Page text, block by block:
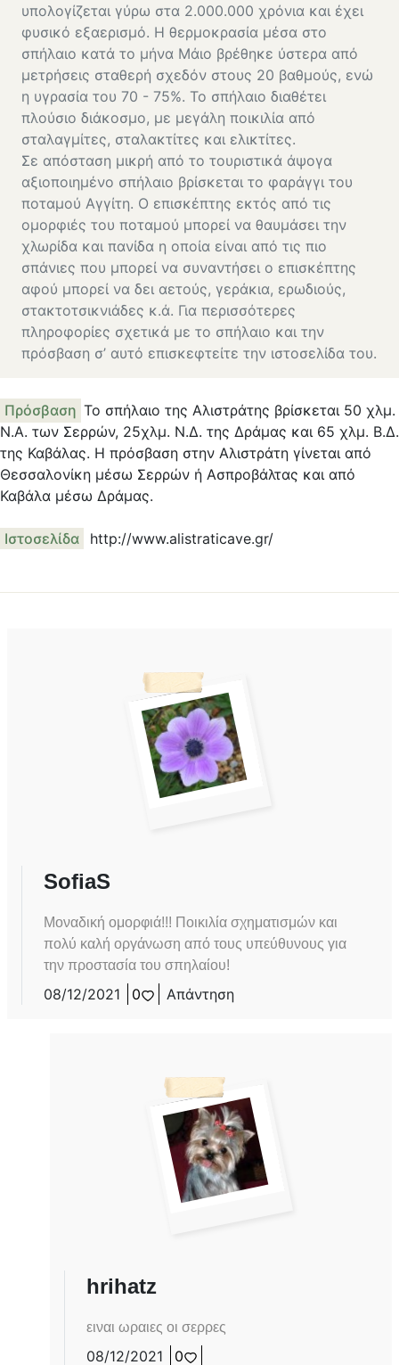
υπολογίζεται γύρω στα 2.000.000 χρόνια και έχει
φυσικό εξαερισμό. Η θερμοκρασία μέσα στο
σπήλαιο κατά το μήνα Μάιο βρέθηκε ύστερα από
μετρήσεις σταθερή σχεδόν στους 20 βαθμούς, ενώ
η υγρασία του 70 - 75%. Το σπήλαιο διαθέτει
πλούσιο διάκοσμο, με μεγάλη ποικιλία από
σταλαγμίτες, σταλακτίτες και ελικτίτες.
Σε απόσταση μικρή από το τουριστικά άψογα
αξιοποιημένο σπήλαιο βρίσκεται το φαράγγι του
ποταμού Αγγίτη. Ο επισκέπτης εκτός από τις
ομορφιές του ποταμού μπορεί να θαυμάσει την
χλωρίδα και πανίδα η οποία είναι από τις πιο
σπάνιες που μπορεί να συναντήσει ο επισκέπτης
αφού μπορεί να δει αετούς, γεράκια, ερωδιούς,
στακτοτσικνιάδες κ.ά. Για περισσότερες
πληροφορίες σχετικά με το σπήλαιο και την
πρόσβαση σ’ αυτό επισκεφτείτε την ιστοσελίδα του.
Πρόσβαση Το σπήλαιο της Αλιστράτης βρίσκεται 50 χλμ.
Ν.Α. των Σερρών, 25χλμ. Ν.Δ. της Δράμας και 65 χλμ. Β.Δ.
της Καβάλας. Η πρόσβαση στην Αλιστράτη γίνεται από
Θεσσαλονίκη μέσω Σερρών ή Ασπροβάλτας και από
Καβάλα μέσω Δράμας.
Ιστοσελίδα http://www.alistraticave.gr/
SofiaS
Μοναδική ομορφιά!!! Ποικιλία σχηματισμών και
πολύ καλή οργάνωση από τους υπεύθυνους για
την προστασία του σπηλαίου!
08/12/2021 0 Απάντηση
hrihatz
ειναι ωραιες οι σερρες
08/12/2021 0